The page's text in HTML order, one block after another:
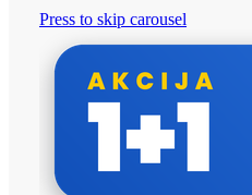
Press to skip carousel